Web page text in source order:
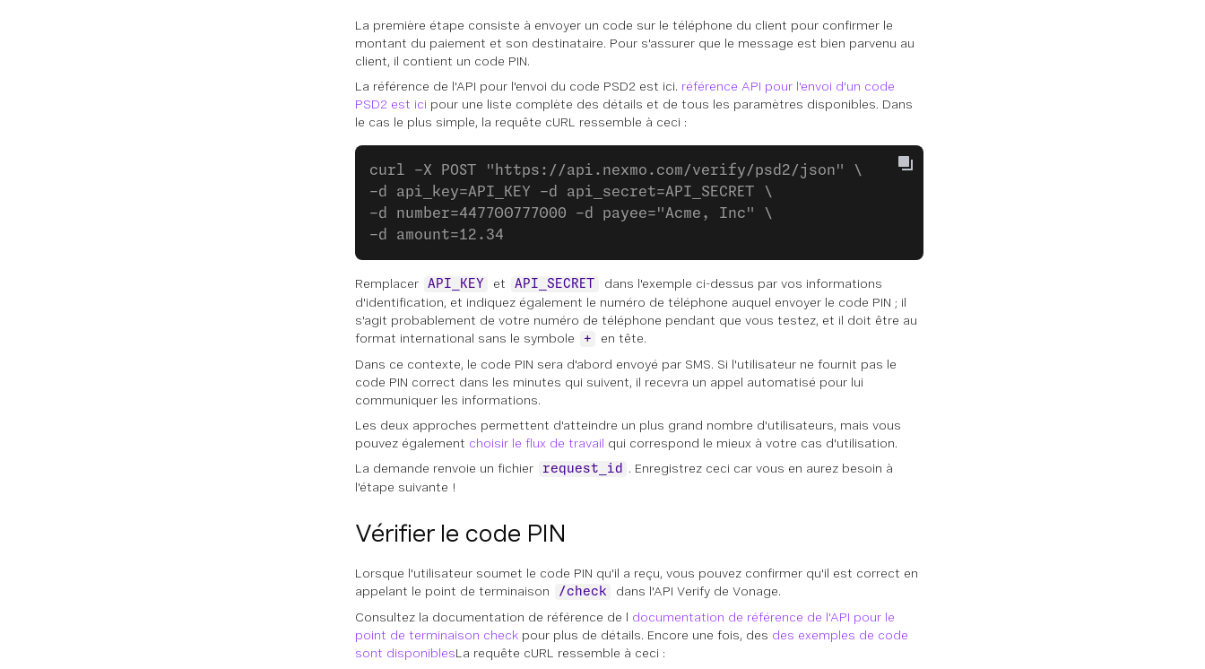
La première étape consiste à envoyer un code sur le téléphone du client pour confirmer le
montant du paiement et son destinataire. Pour s'assurer que le message est bien parvenu au
client, il contient un code PIN.
La référence de l'API pour l'envoi du code PSD2 est ici. référence API pour l'envoi d'un code
PSD2 est ici pour une liste complète des détails et de tous les paramètres disponibles. Dans
le cas le plus simple, la requête cURL ressemble à ceci :
curl -X POST "https://api.nexmo.com/verify/psd2/json" \
-d api_key=API_KEY -d api_secret=API_SECRET \
-d number=447700777000 -d payee="Acme, Inc" \
-d amount=12.34
Remplacer API_KEY et API_SECRET
dans l'exemple ci-dessus par vos informations
d'identification, et indiquez également le numéro de téléphone auquel envoyer le code PIN ; il
s'agit probablement de votre numéro de téléphone pendant que vous testez, et il doit être au
format international sans le symbole
+
en tête.
Dans ce contexte, le code PIN sera d'abord envoyé par SMS. Si l'utilisateur ne fournit pas le
code PIN correct dans les minutes qui suivent, il recevra un appel automatisé pour lui
communiquer les informations.
Les deux approches permettent d'atteindre un plus grand nombre d'utilisateurs, mais vous
pouvez également choisir le flux de travail qui correspond le mieux à votre cas d'utilisation.
La demande renvoie un fichier
request_id
. Enregistrez ceci car vous en aurez besoin à
l'étape suivante !
Vérifier le code PIN
Lorsque l'utilisateur soumet le code PIN qu'il a reçu, vous pouvez confirmer qu'il est correct en
appelant le point de terminaison
/check
dans l'API Verify de Vonage.
Consultez la documentation de référence de l documentation de référence de l'API pour le
point de terminaison check pour plus de détails. Encore une fois, des des exemples de code
sont disponiblesLa requête cURL ressemble à ceci :